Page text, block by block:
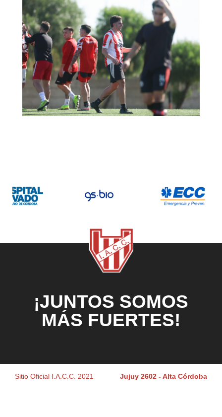
¡JUNTOS SOMOS
MÁS FUERTES!
Sitio Oficial I.A.C.C. 2021 Jujuy 2602 - Alta Córdoba